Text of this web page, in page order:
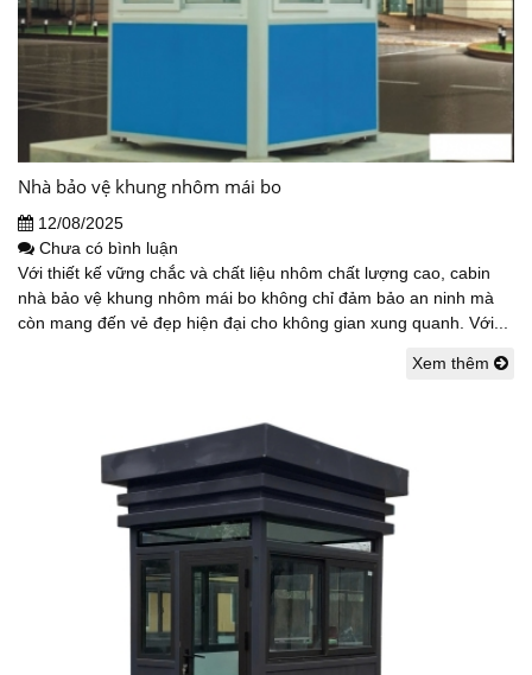
Nhà bảo vệ khung nhôm mái bo
12/08/2025
Chưa có bình luận
Với thiết kế vững chắc và chất liệu nhôm chất lượng cao, cabin
nhà bảo vệ khung nhôm mái bo không chỉ đảm bảo an ninh mà
còn mang đến vẻ đẹp hiện đại cho không gian xung quanh. Với...
Xem thêm